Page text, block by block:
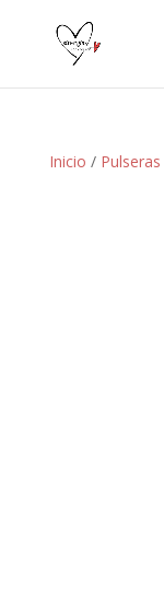
Inicio / Pulseras